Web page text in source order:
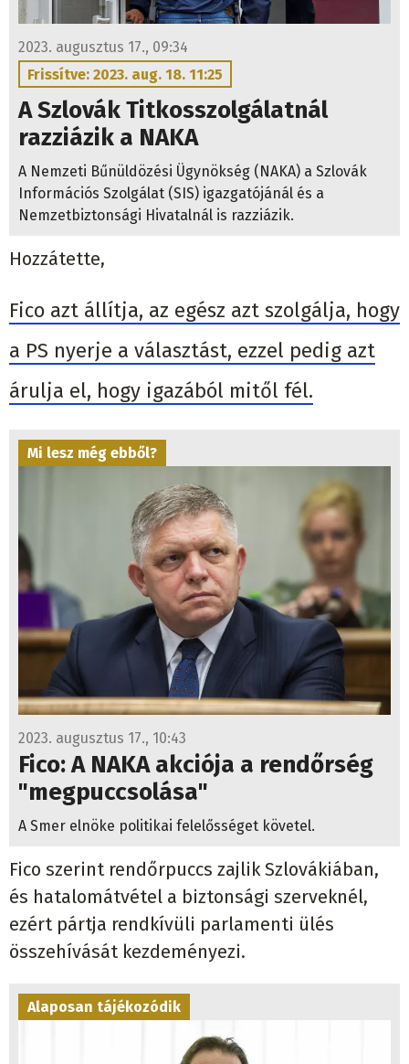
2023. augusztus 17., 09:34
Frissítve: 2023. aug. 18. 11:25
A Szlovák Titkosszolgálatnál
razziázik a NAKA
A Nemzeti Bűnüldözési Ügynökség (NAKA) a Szlovák
Információs Szolgálat (SIS) igazgatójánál és a
Nemzetbiztonsági Hivatalnál is razziázik.
Hozzátette,
Fico azt állítja, az egész azt szolgálja, hogy
a PS nyerje a választást, ezzel pedig azt
árulja el, hogy igazából mitől fél.
Mi lesz még ebből?
2023. augusztus 17., 10:43
Fico: A NAKA akciója a rendőrség
"megpuccsolása"
A Smer elnöke politikai felelősséget követel.
Fico szerint rendőrpuccs zajlik Szlovákiában,
és hatalomátvétel a biztonsági szerveknél,
ezért pártja rendkívüli parlamenti ülés
összehívását kezdeményezi.
Alaposan tájékozódik